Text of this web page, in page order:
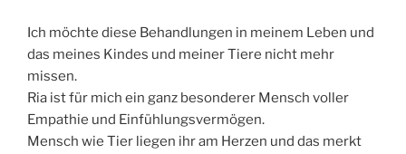
Ich möchte diese Behandlungen in meinem Leben und
das meines Kindes und meiner Tiere nicht mehr
missen.
Ria ist für mich ein ganz besonderer Mensch voller
Empathie und Einfühlungsvermögen.
Mensch wie Tier liegen ihr am Herzen und das merkt